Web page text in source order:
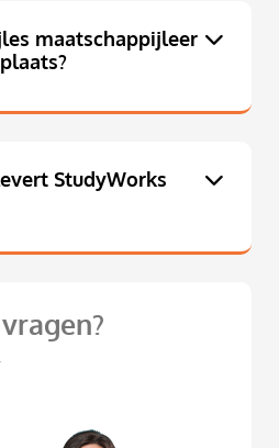
maatschappijleer
StudyWorks